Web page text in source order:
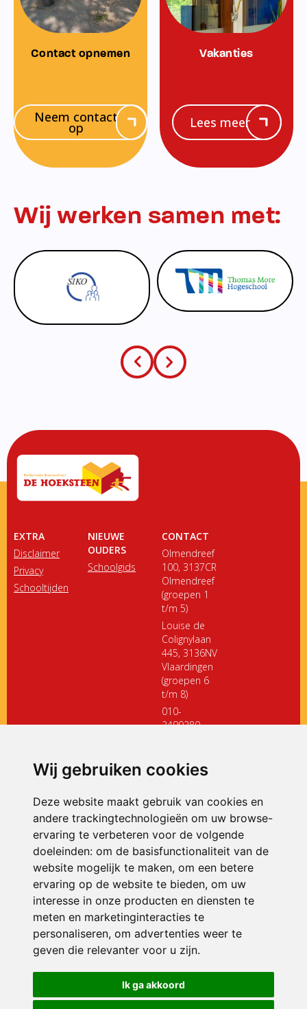
Wij gebruiken cookies
Deze website maakt gebruik van cookies en
andere trackingtechnologieën om uw browse-
ervaring te verbeteren voor de volgende
doeleinden: om de basisfunctionaliteit van de
website mogelijk te maken, om een betere
ervaring op de website te bieden, om uw
interesse in onze producten en diensten te
meten en marketinginteracties te
personaliseren, om advertenties weer te
geven die relevanter voor u zijn.
Ik ga akkoord
Contact opnemen
Neem contact
op
Vakanties
Lees meer
Wij werken samen met:
EXTRA
Disclaimer
Privacy
Schooltijden
NIEUWE
OUDERS
Schoolgids
CONTACT
Olmendreef
100, 3137CR
Olmendreef
(groepen 1
t/m 5)
Louise de
Colignylaan
445, 3136NV
Vlaardingen
(groepen 6
t/m 8)
010-
2499280
ONDERDEEL VAN
© 2026 De Hoeksteen | Alle rechten voorbehouden
Privacy policy|Disclaimer| Klachtenregeling|RSIN en Anbi
voorkeuren
Crealisatie The MindOffice